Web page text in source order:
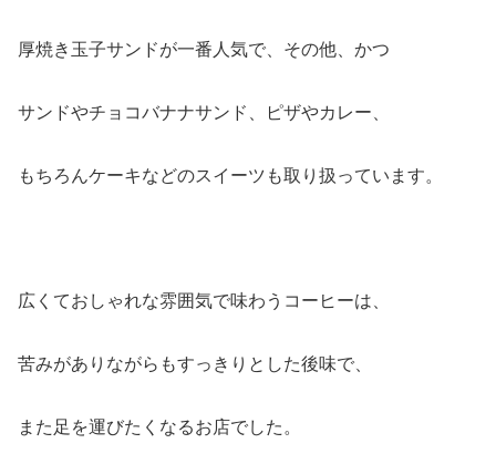
厚焼き玉子サンドが一番人気で、その他、かつ
サンドやチョコバナナサンド、ピザやカレー、
もちろんケーキなどのスイーツも取り扱っています。
広くておしゃれな雰囲気で味わうコーヒーは、
苦みがありながらもすっきりとした後味で、
また足を運びたくなるお店でした。